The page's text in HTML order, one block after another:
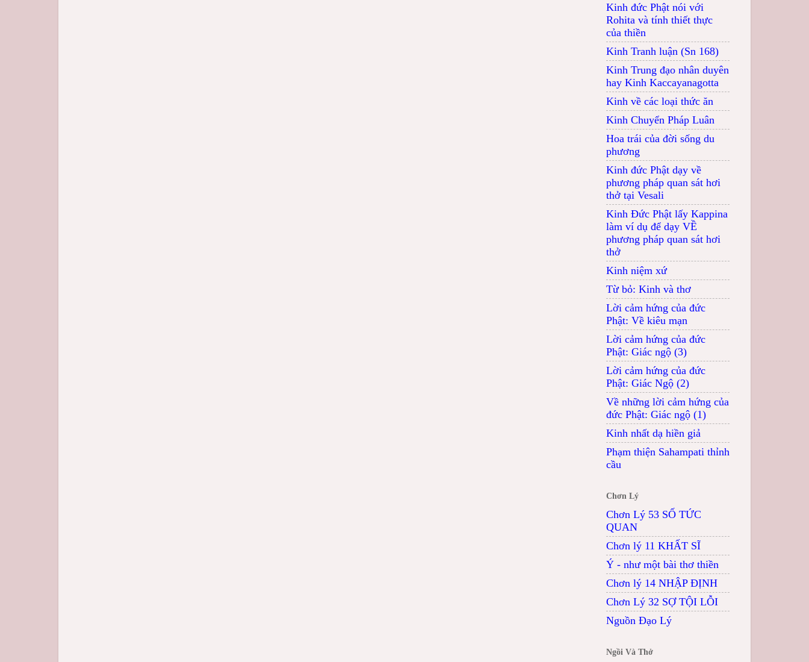
Kinh đức Phật nói với
Rohita và tính thiết thực
của thiền
Kinh Tranh luận (Sn 168)
Kinh Trung đạo nhân duyên
hay Kinh Kaccayanagotta
Kinh về các loại thức ăn
Kinh Chuyển Pháp Luân
Hoa trái của đời sống du
phương
Kinh đức Phật dạy về
phương pháp quan sát hơi
thở tại Vesali
Kinh Đức Phật lấy Kappina
làm ví dụ để dạy VỀ
phương pháp quan sát hơi
thở
Kinh niệm xứ
Từ bỏ: Kinh và thơ
Lời cảm hứng của đức
Phật: Về kiêu mạn
Lời cảm hứng của đức
Phật: Giác ngộ (3)
Lời cảm hứng của đức
Phật: Giác Ngộ (2)
Về những lời cảm hứng của
đức Phật: Giác ngộ (1)
Kinh nhất dạ hiền giả
Phạm thiện Sahampati thỉnh
cầu
Chơn Lý
Chơn Lý 53 SỐ TỨC
QUAN
Chơn lý 11 KHẤT SĨ
Ý - như một bài thơ thiền
Chơn lý 14 NHẬP ĐỊNH
Chơn Lý 32 SỢ TỘI LỖI
Nguồn Đạo Lý
Ngồi Và Thở